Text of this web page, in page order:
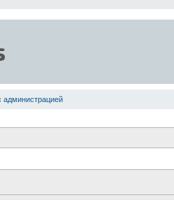
администрацией